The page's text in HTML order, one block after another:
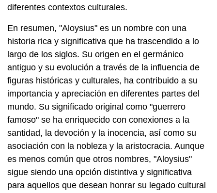
diferentes contextos culturales.
En resumen, "Aloysius" es un nombre con una
historia rica y significativa que ha trascendido a lo
largo de los siglos. Su origen en el germánico
antiguo y su evolución a través de la influencia de
figuras históricas y culturales, ha contribuido a su
importancia y apreciación en diferentes partes del
mundo. Su significado original como "guerrero
famoso" se ha enriquecido con conexiones a la
santidad, la devoción y la inocencia, así como su
asociación con la nobleza y la aristocracia. Aunque
es menos común que otros nombres, "Aloysius"
sigue siendo una opción distintiva y significativa
para aquellos que desean honrar su legado cultural